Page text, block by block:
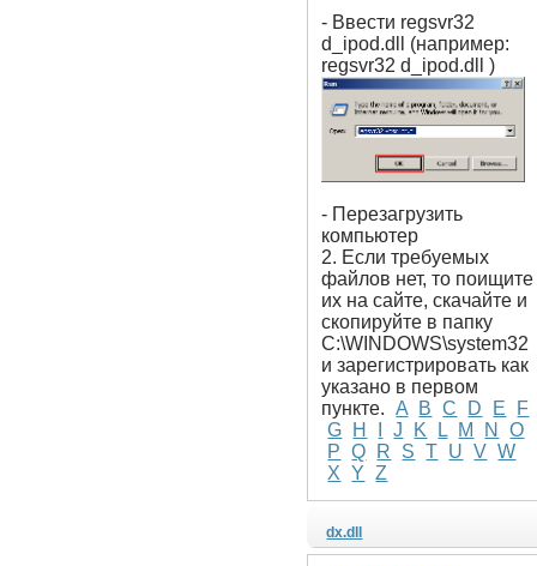
- Ввести regsvr32
d_ipod.dll (например:
regsvr32 d_ipod.dll )
- Перезагрузить
компьютер
2. Если требуемых
файлов нет, то поищите
их на сайте, скачайте и
скопируйте в папку
C:\WINDOWS\system32
и зарегистрировать как
указано в первом
пункте.
A B C D E
F
G
H J K L M N
O
P
Q R S T U V W
X
Y Z
dx.dll